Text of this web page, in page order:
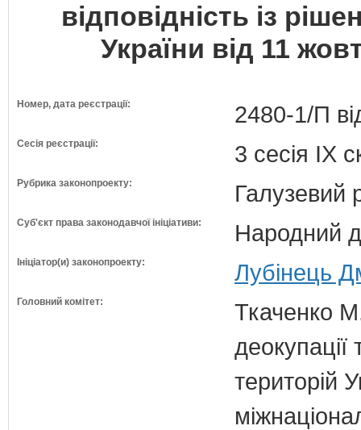
відповідність із
України від 11
Номер, дата реєстрації: 2480-1/П
Сесія реєстрації: 3 сесія IX
Рубрика законопроекту: Галузевий
Суб'єкт права законодавчої ініціативи: Народний
Ініціатор(и) законопроекту: Лубінець
Головний комітет:
Ткаченко
деокупації
територій